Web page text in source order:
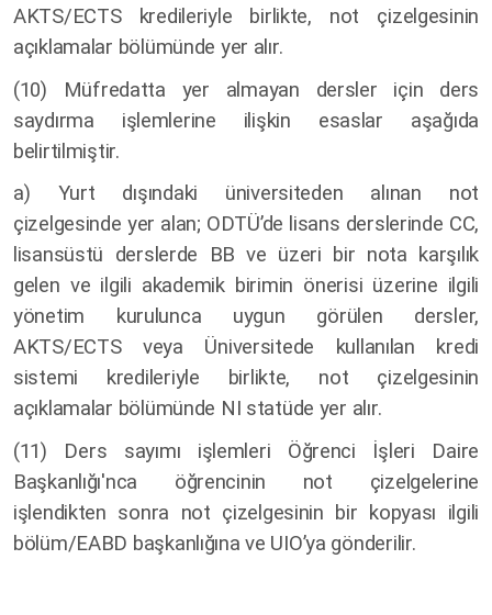
AKTS/ECTS kredileriyle birlikte, not çizelgesinin
açıklamalar bölümünde yer alır.
(10) Müfredatta yer almayan dersler için ders
saydırma işlemlerine ilişkin esaslar aşağıda
belirtilmiştir.
a) Yurt dışındaki üniversiteden alınan not
çizelgesinde yer alan; ODTÜ’de lisans derslerinde CC,
lisansüstü derslerde BB ve üzeri bir nota karşılık
gelen ve ilgili akademik birimin önerisi üzerine ilgili
yönetim kurulunca uygun görülen dersler,
AKTS/ECTS veya Üniversitede kullanılan kredi
sistemi kredileriyle birlikte, not çizelgesinin
açıklamalar bölümünde NI statüde yer alır.
(11) Ders sayımı işlemleri Öğrenci İşleri Daire
Başkanlığı'nca öğrencinin not çizelgelerine
işlendikten sonra not çizelgesinin bir kopyası ilgili
bölüm/EABD başkanlığına ve UIO’ya gönderilir.